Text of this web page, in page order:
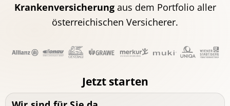
Krankenversicherungaus dem Portfolio aller
österreichischen Versicherer.
Jetzt starten